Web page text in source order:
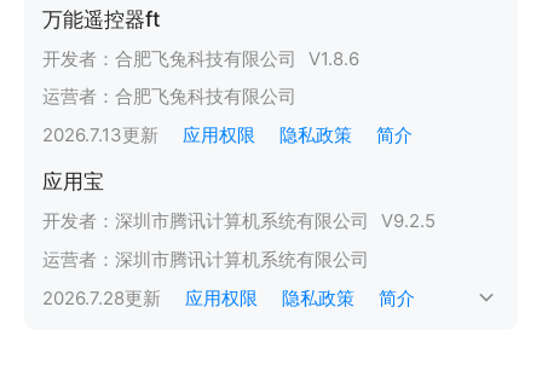
万能遥控器ft
开发者： 合肥飞兔科技有限公司 V1.8.6
运营者： 合肥飞兔科技有限公司
2026.7.13更新 应用权限 隐私政策 简介
应用宝
开发者： 深圳市腾讯计算机系统有限公司 V9.2.5
运营者： 深圳市腾讯计算机系统有限公司
2026.7.28更新 应用权限 隐私政策 简介